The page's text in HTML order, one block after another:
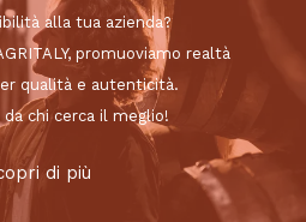
alla tua azienda?
promuoviamo realtà
qualità e autenticità.
chi cerca il meglio!
di più